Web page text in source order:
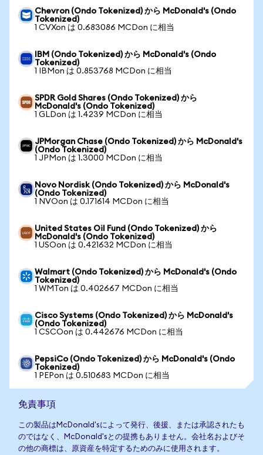
Chevron (Ondo Tokenized) から McDonald's (Ondo
Tokenized)
1 CVXon は 0.683086 MCDon に相当
IBM (Ondo Tokenized) から McDonald's (Ondo
Tokenized)
1 IBMon は 0.853768 MCDon に相当
SPDR Gold Shares (Ondo Tokenized) から
McDonald's (Ondo Tokenized)
1 GLDon は 1.4239 MCDon に相当
JPMorgan Chase (Ondo Tokenized) から McDonald's
(Ondo Tokenized)
1 JPMon は 1.3000 MCDon に相当
Novo Nordisk (Ondo Tokenized) から McDonald's
(Ondo Tokenized)
1 NVOon は 0.171614 MCDon に相当
United States Oil Fund (Ondo Tokenized) から
McDonald's (Ondo Tokenized)
1 USOon は 0.421632 MCDon に相当
Walmart (Ondo Tokenized) から McDonald's (Ondo
Tokenized)
1 WMTon は 0.402667 MCDon に相当
Cisco Systems (Ondo Tokenized) から McDonald's
(Ondo Tokenized)
1 CSCOon は 0.442676 MCDon に相当
PepsiCo (Ondo Tokenized) から McDonald's (Ondo
Tokenized)
1 PEPon は 0.510683 MCDon に相当
免責事項
この製品はMcDonald'sによって発行、後援、または承認されたも
のではなく、McDonald'sとの提携もありません。会社名およびそ
の他の商標は、原資産を特定するためのみに使用されます。